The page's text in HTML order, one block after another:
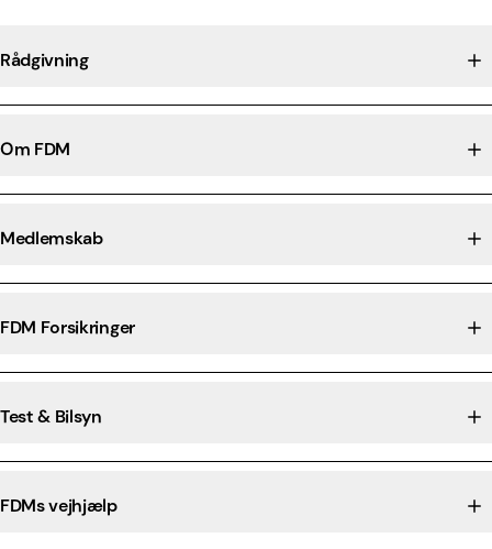
Rådgivning
Om FDM
Medlemskab
FDM Forsikringer
Test & Bilsyn
FDMs vejhjælp